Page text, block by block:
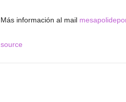
Más información al mail
source